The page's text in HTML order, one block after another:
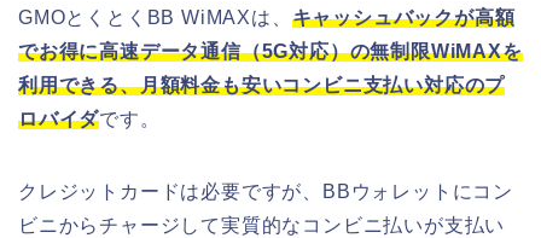
GMOとくとくBB WiMAXは、 キャッシュバックが高額
でお得に高速データ通信（5G対応）の無制限WiMAXを
利用できる、月額料金も安いコンビニ支払い対応のプ
ロバイダです。
クレジットカードは必要ですが、BBウォレットにコン
ビニからチャージして実質的なコンビニ払いが支払い